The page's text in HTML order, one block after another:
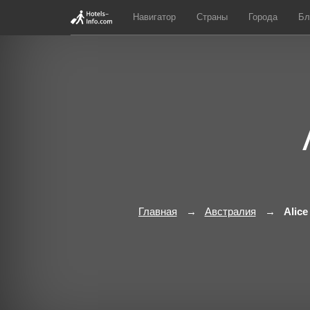
Навигатор Страны Города
Главная Австралия